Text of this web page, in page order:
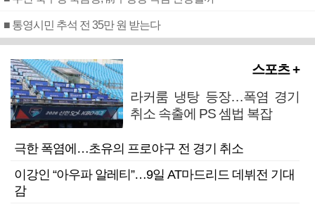
■ 통영시민 추석 전 35만 원 받는다
스포츠 +
라커룸 냉탕 등장…폭염 경기
취소 속출에 PS 셈법 복잡
극한 폭염에…초유의 프로야구 전 경기 취소
이강인 “아우파 알레티”…9일 AT마드리드 데뷔전 기대
감